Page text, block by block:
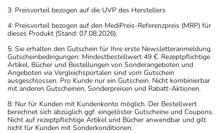
3: Preisvorteil bezogen auf die UVP des Herstellers
4: Preisvorteil bezogen auf den MediPreis-Referenzpreis (MRP) für
dieses Produkt (Stand: 07.08.2026).
5: Sie erhalten den Gutschein für Ihre erste Newsletteranmeldung.
Gutscheinbedingungen: Mindestbestellwert 49 €. Rezeptpflichtige
Artikel, Bücher und Bestellungen von Sonderangeboten und
Angeboten via Vergleichsportalen sind vom Gutschein
ausgeschlossen. Pro Kunde nur ein Gutschein. Nicht kombinierbar
mit anderen Gutscheinen, Sonderpreisen und Rabatt-Aktionen.
8: Nur für Kunden mit Kundenkonto möglich. Der Bestellwert
berechnet sich abzüglich ggf. eingelöster Gutscheine und Coupons.
Nicht auf rezeptpflichtige Artikel und Bücher anwendbar und gilt
nicht für Kunden mit Sonderkonditionen.